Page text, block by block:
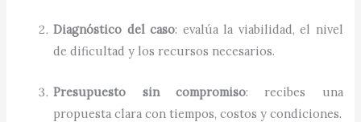
Diagnóstico del caso: evalúa la viabilidad, el nivel
de dificultad y los recursos necesarios.
Presupuesto sin compromiso: recibes una
propuesta clara con tiempos, costos y condiciones.